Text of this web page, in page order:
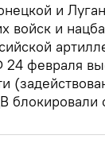
и
войск и
февраля
блокировали